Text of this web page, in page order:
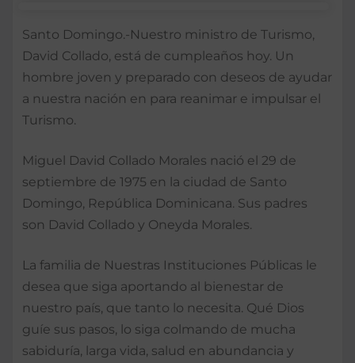
Santo Domingo.-Nuestro ministro de Turismo,
David Collado, está de cumpleaños hoy. Un
hombre joven y preparado con deseos de ayudar
a nuestra nación en para reanimar e impulsar el
Turismo.
Miguel David Collado Morales nació el 29 de
septiembre de 1975 en la ciudad de Santo
Domingo, República Dominicana. Sus padres
son David Collado y Oneyda Morales.
La familia de Nuestras Instituciones Públicas le
desea que siga aportando al bienestar de
nuestro país, que tanto lo necesita. Qué Dios
guíe sus pasos, lo siga colmando de mucha
sabiduría, larga vida, salud en abundancia y